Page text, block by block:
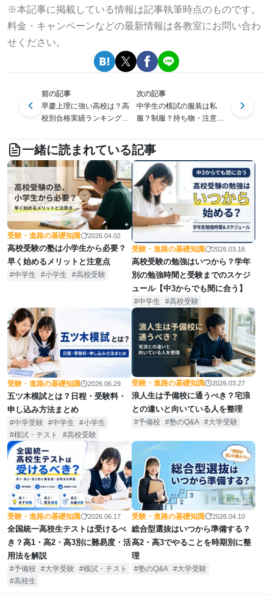
※本記事に掲載している情報は記事執筆時点のものです。
料金・キャンペーンなどの最新情報は各教室にお問い合わ
せください。
前の記事
早慶上理に強い高校は？高
校別合格実績ランキングま
次の記事
中学生の模試の服装は私
服？制服？持ち物・注意点
一緒に読まれている記事
受験・進路の基礎知識 2026.04.02
高校受験の塾は小学生から必要？
早く始めるメリットと注意点
中学生 小学生 高校受験
受験・進路の基礎知識 2026.03.16
高校受験の勉強はいつから？学年
別の勉強時間と受験までのスケジ
ュール【中3からでも間に合う】
中学生 高校受験
受験・進路の基礎知識 2026.06.29
五ツ木模試とは？日程・受験料・
申し込み方法まとめ
中学受験 中学生
小学生
模試・テスト
高校受験
受験・進路の基礎知識 2026.03.27
浪人生は予備校に通うべき？宅浪
との違いと向いている人を整理
予備校 塾のQ&A 大学受験
受験・進路の基礎知識 2026.06.17
全国統一高校生テストは受けるべ
き？高1・高2・高3別に難易度・活
用法を解説
予備校 大学受験
模試・テスト
高校生
受験・進路の基礎知識 2026.04.10
総合型選抜はいつから準備する？
高2・高3でやることを時期別に整
理
塾のQ&A 大学受験